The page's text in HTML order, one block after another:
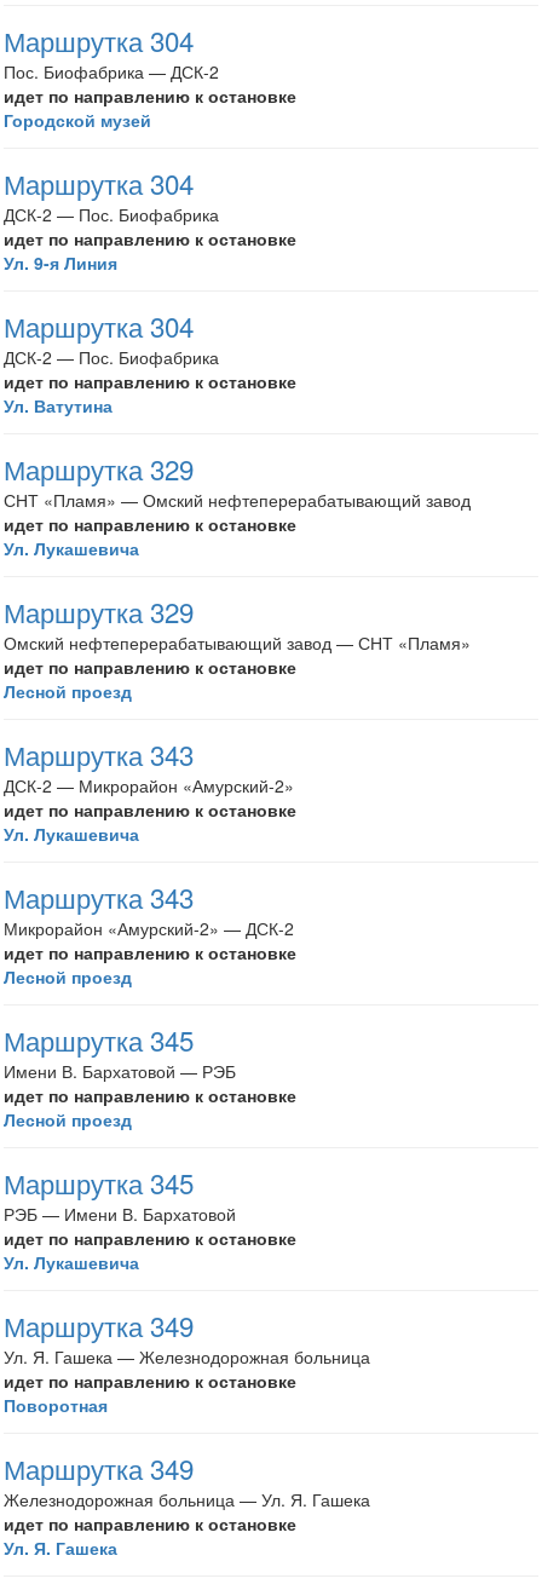
Маршрутка 304
Пос. Биофабрика — ДСК-2
идет по направлению к остановке
Городской музей
Маршрутка 304
ДСК-2 — Пос. Биофабрика
идет по направлению к остановке
Ул. 9-я Линия
Маршрутка 304
ДСК-2 — Пос. Биофабрика
идет по направлению к остановке
Ул. Ватутина
Маршрутка 329
СНТ «Пламя» — Омский нефтеперерабатывающий завод
идет по направлению к остановке
Ул. Лукашевича
Маршрутка 329
Омский нефтеперерабатывающий завод — СНТ «Пламя»
идет по направлению к остановке
Лесной проезд
Маршрутка 343
ДСК-2 — Микрорайон «Амурский-2»
идет по направлению к остановке
Ул. Лукашевича
Маршрутка 343
Микрорайон «Амурский-2» — ДСК-2
идет по направлению к остановке
Лесной проезд
Маршрутка 345
Имени В. Бархатовой — РЭБ
идет по направлению к остановке
Лесной проезд
Маршрутка 345
РЭБ — Имени В. Бархатовой
идет по направлению к остановке
Ул. Лукашевича
Маршрутка 349
Ул. Я. Гашека — Железнодорожная больница
идет по направлению к остановке
Поворотная
Маршрутка 349
Железнодорожная больница — Ул. Я. Гашека
идет по направлению к остановке
Ул. Я. Гашека